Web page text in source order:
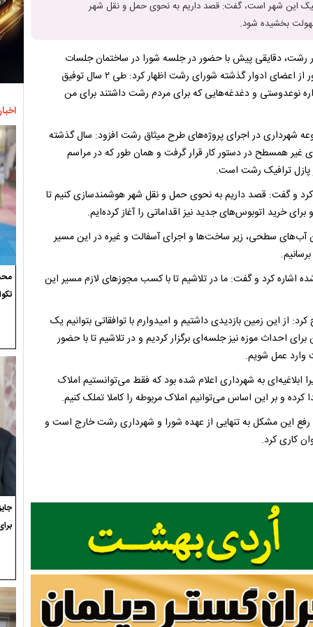
این شهر است، گفت: قصد داریم به نحوی حمل و نقل شهر
بخشیده شود.
رشت، دقایقی پیش با حضور در جلسه شورا در ساختمان جلسات
شورای رشت با گرامیداشت یاد و خاطره مرحوم حاج اسماعیل حاجی‌پور از اعضای ادوار گذشته شورای رشت اظهار کرد: طی ۲ سال توفیق
نوعدوستی و دغدغه‌هایی که برای مردم رشت داشتند برای من
شهرداری در اجرای پروژه‌های طرح میثاق رشت افزود: سال گذشته
غیر همسطح در دستور کار قرار گرفت و همان طور که در مراسم
پازل ترافیک رشت است.
و گفت: قصد داریم به نحوی حمل و نقل شهر هوشمندسازی کنیم تا
اتوبوس‌های جدید نیز اقداماتی را آغاز کرده‌ایم.
آب‌های سطحی، زیر ساخت‌ها و اجرای آسفالت و غیره در این مسیر
کرد و گفت: ما در تلاشیم تا با کسب مجوزهای لازم مسیر این
از این زمین بازدیدی داشتیم و امیدوارم با توافقاتی بتوانیم یک
احداث موزه نیز جلسه‌ای برگزار کردیم و در تلاشیم تا با حضور
وارد عمل شویم.
به شهرداری اعلام شده بود که فقط می‌توانستیم املاک
کرده و بر این اساس می‌توانیم املاک مربوطه را کاملا تملک کنیم.
رفع این مشکل به تنهایی از عهده شورا و شهرداری رشت خارج است و
کاری کرد.